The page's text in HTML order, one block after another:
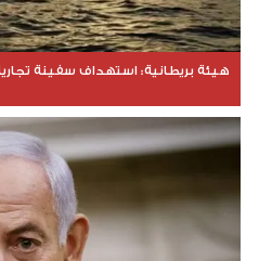
هيئة بريطانية: استهداف سفينة